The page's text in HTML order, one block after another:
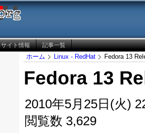
サイト情報 記事一覧
ホーム Linux - RedHat Fedora 13
Fedora 13
2010年5月25日(火)
閲覧数 3,629